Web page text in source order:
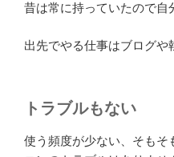
昔は常に持っていたので自
出先でやる仕事はブログや
トラブルもない
使う頻度が少ない、そもそ